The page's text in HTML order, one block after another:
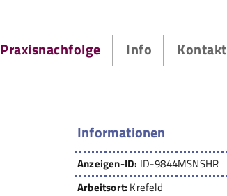
Praxisnachfolge Info Kontakt
Informationen
Anzeigen-ID: ID-9844MSNSHR
Arbeitsort: Krefeld